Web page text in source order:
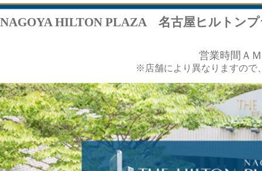
NAGOYA HILTON PLAZA 名古屋ヒルトンプラザ